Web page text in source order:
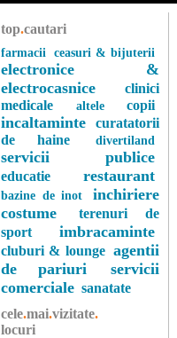
top.cautari
farmacii ceasuri & bijuterii
electronice &
electrocasnice
clinici
medicale
altele copii
incaltaminte
curatatorii
de haine
divertiland
servicii publice
educatie restaurant
bazine de inot
inchiriere
costume
terenuri de
sport
imbracaminte
cluburi & lounge agentii
de pariuri
servicii
comerciale sanatate
cele.mai.vizitate.
locuri